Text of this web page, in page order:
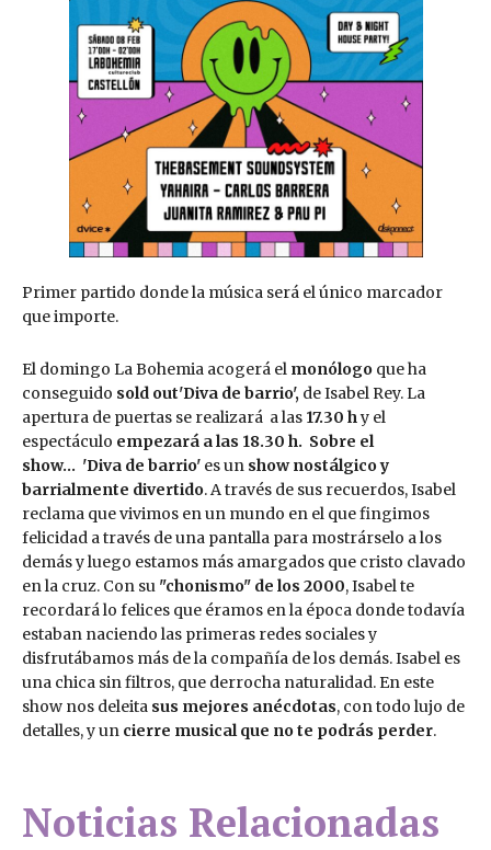
Primer partido donde la música será el único marcador
que importe.
El domingo La Bohemia acogerá el monólogo que ha
conseguido sold out'Diva de barrio', de Isabel Rey. La
apertura de puertas se realizará a las 17.30 hy el
espectáculo empezará a las 18.30 h. Sobre el
show... 'Diva de barrio' es un show nostálgico y
barrialmente divertido. A través de sus recuerdos, Isabel
reclama que vivimos en un mundo en el que fingimos
felicidad a través de una pantalla para mostrárselo a los
demás y luego estamos más amargados que cristo clavado
en la cruz. Con su "chonismo" de los 2000, Isabel te
recordará lo felices que éramos en la época donde todavía
estaban naciendo las primeras redes sociales y
disfrutábamos más de la compañía de los demás. Isabel es
una chica sin filtros, que derrocha naturalidad. En este
show nos deleita sus mejores anécdotas, con todo lujo de
detalles, y un cierre musical que no te podrás perder.
Noticias Relacionadas